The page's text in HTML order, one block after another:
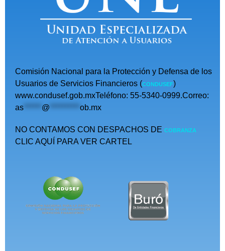
Comisión Nacional para la Protección y Defensa de los
Usuarios de Servicios Financieros (CONDUSEF)
www.condusef.gob.mxTeléfono: 55-5340-0999.Correo:
as ****** @ ********** ob.mx
NO CONTAMOS CON DESPACHOS DE COBRANZA
CLIC AQUÍ PARA VER CARTEL